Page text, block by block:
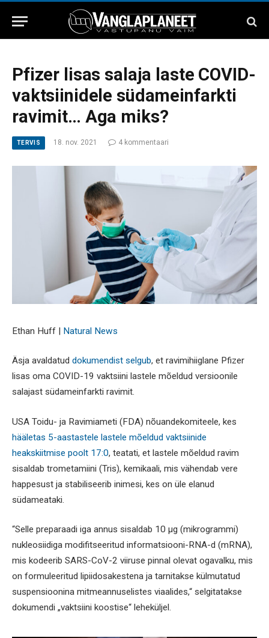
Pfizer lisas salaja laste COVID-
vaktsiinidele südameinfarkti
ravimit… Aga miks?
TERVIS 18. nov. 2021 4 kommentaari
Ethan Huff | Natural News
Äsja avaldatud dokumendist selgub, et ravimihiiglane Pfizer
lisas oma COVID-19 vaktsiini lastele mõeldud versioonile
salajast südameinfarkti ravimit.
USA Toidu- ja Ravimiameti (FDA) nõuandekomiteele, kes
hääletas 5-aastastele lastele mõeldud vaktsiinide
heakskiitmise poolt 17:0, teatati, et lastele mõeldud ravim
sisaldab trometamiini (Tris), kemikaali, mis vähendab vere
happesust ja stabiliseerib inimesi, kes on üle elanud
südameataki.
“Selle preparaadi iga annus sisaldab 10 μg (mikrogrammi)
nukleosiidiga modifitseeritud informatsiooni-RNA-d (mRNA),
mis kodeerib SARS-CoV-2 viiruse pinnal olevat ogavalku, mis
on formuleeritud lipiidosakestena ja tarnitakse külmutatud
suspensioonina mitmeannuselistes viaalides,“ selgitatakse
dokumendi „vaktsiini koostise“ leheküljel.